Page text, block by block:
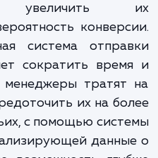
с CRM,
данных и
что все работает
достичь
Во-